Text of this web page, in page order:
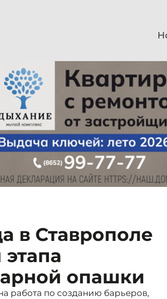
в Ставрополе
опашки
работа по созданию барьеров,